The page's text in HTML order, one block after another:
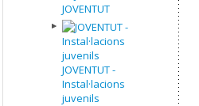
JOVENTUT
JOVENTUT -
Instal·lacions
juvenils